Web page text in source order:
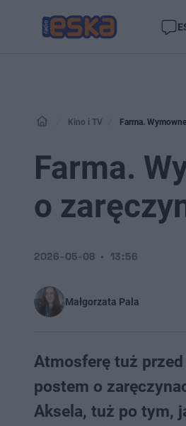
Kino i TV Farma.
Farma.
o
Małgorzata Pala
2026-05-08 13:56
Atmosferę tuż przed
postem o
Aksela, tuż po tym,